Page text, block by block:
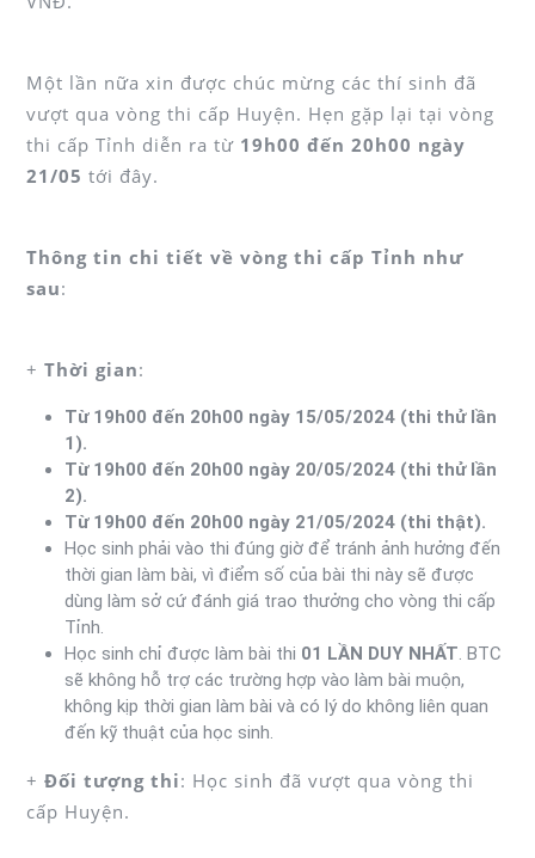
Một lần nữa xin được chúc mừng các thí sinh đã
vượt qua vòng thi cấp Huyện. Hẹn gặp lại tại vòng
thi cấp Tỉnh diễn ra từ 19h00 đến 20h00 ngày
21/05 tới đây.
Thông tin chi tiết về vòng thi cấp Tỉnh như
sau:
+ Thời gian:
Từ 19h00 đến 20h00 ngày 15/05/2024 (thi thử lần
1).
Từ 19h00 đến 20h00 ngày 20/05/2024 (thi thử lần
2).
Từ 19h00 đến 20h00 ngày 21/05/2024 (thi thật).
Học sinh phải vào thi đúng giờ để tránh ảnh hưởng đến
thời gian làm bài, vì điểm số của bài thi này sẽ được
dùng làm sở cứ đánh giá trao thưởng cho vòng thi cấp
Tỉnh.
Học sinh chỉ được làm bài thi 01 LẦN DUY NHẤT . BTC
sẽ không hỗ trợ các trường hợp vào làm bài muộn,
không kịp thời gian làm bài và có lý do không liên quan
đến kỹ thuật của học sinh.
+ Đối tượng thi: Học sinh đã vượt qua vòng thi
cấp Huyện.